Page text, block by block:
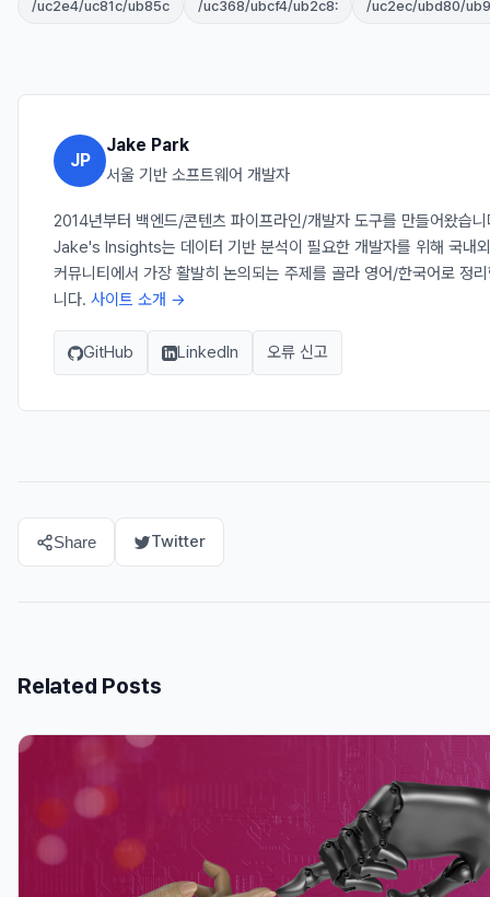
/uc2e4/uc81c/ub85c /uc368/ubcf4/ub2c8: /uc2ec/ubd80/
JP
Jake Park
서울 기반 소프트웨어 개발자
2014년부터 백엔드/콘텐츠 파이프라인/개발자 도구를 만들어왔습
Jake's Insights는 데이터 기반 분석이 필요한 개발자를 위해 국내외
커뮤니티에서 가장 활발히 논의되는 주제를 골라 영어/한국어로 정
니다. 사이트 소개 →
GitHub LinkedIn 오류 신고
Share Twitter
Related Posts